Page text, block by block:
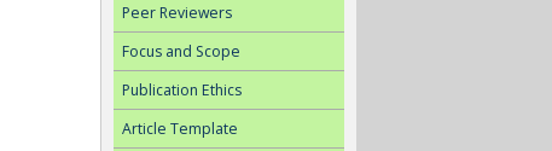
Peer Reviewers
Focus and Scope
Publication Ethics
Article Template